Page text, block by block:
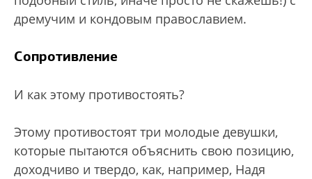
дремучим и кондовым православием.
Сопротивление
И как этому противостоять?
Этому противостоят три молодые девушки,
которые пытаются объяснить свою позицию,
доходчиво и твердо, как, например, Надя